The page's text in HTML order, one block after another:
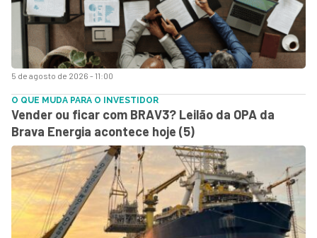
5 de agosto de 2026 - 11:00
O QUE MUDA PARA O INVESTIDOR
Vender ou ficar com BRAV3? Leilão da OPA da
Brava Energia acontece hoje (5)